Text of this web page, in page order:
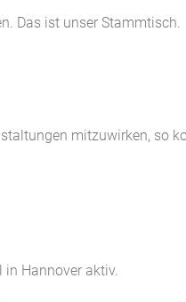
Das ist unser Stammtisch.
mitzuwirken, so
in Hannover aktiv.